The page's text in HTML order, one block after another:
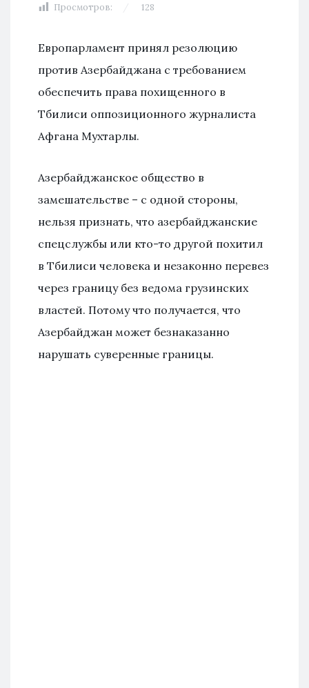
Просмотров: 128
Европарламент принял резолюцию
против Азербайджана с требованием
обеспечить права похищенного в
Тбилиси оппозиционного журналиста
Афгана Мухтарлы.
Азербайджанское общество в
замешательстве – с одной стороны,
нельзя признать, что азербайджанские
спецслужбы или кто-то другой похитил
в Тбилиси человека и незаконно перевез
через границу без ведома грузинских
властей. Потому что получается, что
Азербайджан может безнаказанно
нарушать суверенные границы.